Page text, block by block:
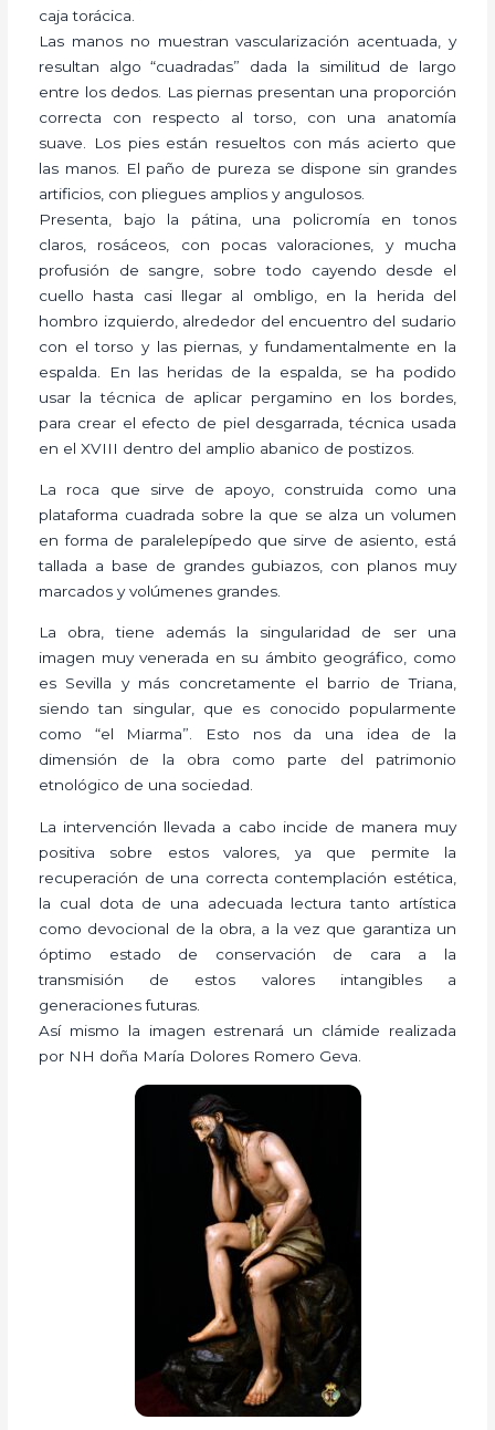
caja torácica.
Las manos no muestran vascularización acentuada, y
resultan algo “cuadradas” dada la similitud de largo
entre los dedos. Las piernas presentan una proporción
correcta con respecto al torso, con una anatomía
suave. Los pies están resueltos con más acierto que
las manos. El paño de pureza se dispone sin grandes
artificios, con pliegues amplios y angulosos.
Presenta, bajo la pátina, una policromía en tonos
claros, rosáceos, con pocas valoraciones, y mucha
profusión de sangre, sobre todo cayendo desde el
cuello hasta casi llegar al ombligo, en la herida del
hombro izquierdo, alrededor del encuentro del sudario
con el torso y las piernas, y fundamentalmente en la
espalda. En las heridas de la espalda, se ha podido
usar la técnica de aplicar pergamino en los bordes,
para crear el efecto de piel desgarrada, técnica usada
en el XVIII dentro del amplio abanico de postizos.
La roca que sirve de apoyo, construida como una
plataforma cuadrada sobre la que se alza un volumen
en forma de paralelepípedo que sirve de asiento, está
tallada a base de grandes gubiazos, con planos muy
marcados y volúmenes grandes.
La obra, tiene además la singularidad de ser una
imagen muy venerada en su ámbito geográfico, como
es Sevilla y más concretamente el barrio de Triana,
siendo tan singular, que es conocido popularmente
como “el Miarma”. Esto nos da una idea de la
dimensión de la obra como parte del patrimonio
etnológico de una sociedad.
La intervención llevada a cabo incide de manera muy
positiva sobre estos valores, ya que permite la
recuperación de una correcta contemplación estética,
la cual dota de una adecuada lectura tanto artística
como devocional de la obra, a la vez que garantiza un
óptimo estado de conservación de cara a la
transmisión de estos valores intangibles a
generaciones futuras.
Así mismo la imagen estrenará un clámide realizada
por NH doña María Dolores Romero Geva.